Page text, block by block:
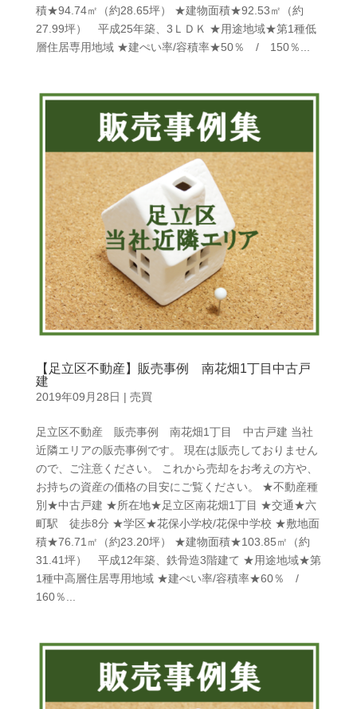
積★94.74㎡（約28.65坪） ★建物面積★92.53㎡（約
27.99坪） 平成25年築、3ＬＤＫ ★用途地域★第1種低
層住居専用地域 ★建ぺい率/容積率★50％ / 150％...
【足立区不動産】販売事例 南花畑1丁目中古戸
建
2019年09月28日 | 売買
足立区不動産 販売事例 南花畑1丁目 中古戸建 当社
近隣エリアの販売事例です。 現在は販売しておりません
ので、ご注意ください。 これから売却をお考えの方や、
お持ちの資産の価格の目安にご覧ください。 ★不動産種
別★中古戸建 ★所在地★足立区南花畑1丁目 ★交通★六
町駅 徒歩8分 ★学区★花保小学校/花保中学校 ★敷地面
積★76.71㎡（約23.20坪） ★建物面積★103.85㎡（約
31.41坪） 平成12年築、鉄骨造3階建て ★用途地域★第
1種中高層住居専用地域 ★建ぺい率/容積率★60％ /
160％...